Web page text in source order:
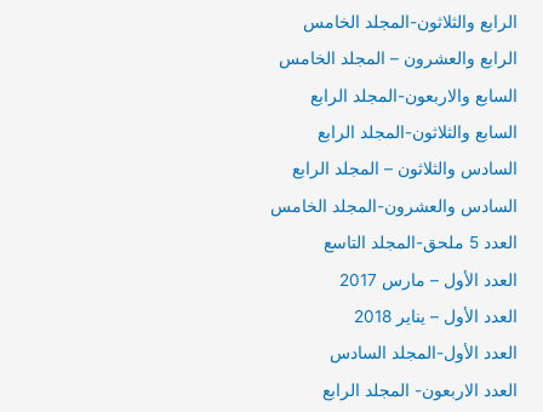
الرابع والثلاثون-المجلد الخامس
الرابع والعشرون – المجلد الخامس
السابع والاربعون-المجلد الرابع
السابع والثلاثون-المجلد الرابع
السادس والثلاثون – المجلد الرابع
السادس والعشرون-المجلد الخامس
العدد 5 ملحق-المجلد التاسع
العدد الأول – مارس 2017
العدد الأول – يناير 2018
العدد الأول-المجلد السادس
العدد الاربعون- المجلد الرابع